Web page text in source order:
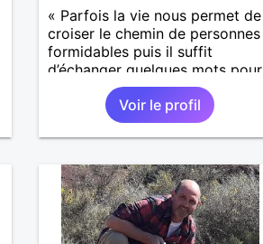
« Parfois la vie nous permet de
croiser le chemin de personnes
formidables puis il suffit
d’échanger quelques mots pour
comprendre qu’elles deviennent
importantes et pour le reste de
notre vie. »
Voir le profil